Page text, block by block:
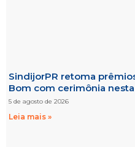
SindijorPR retoma
Bom com cerimônia
5 de agosto de 2026
Leia mais »